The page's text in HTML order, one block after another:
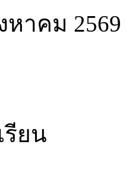
หาคม 2569
รียน